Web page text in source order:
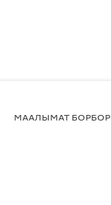
МААЛЫМАТ БОРБОР